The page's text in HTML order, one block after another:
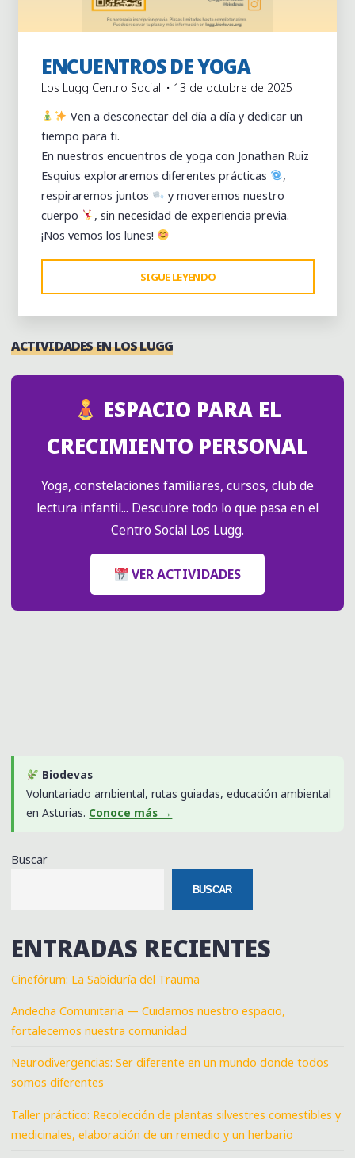
Actividades Centro Social los Lugg Clases
continuas
ENCUENTROS DE YOGA
Los Lugg Centro Social
13 de octubre de 2025
Ven a desconectar del día a día y dedicar un
tiempo para ti.
En nuestros encuentros de yoga con Jonathan Ruiz
Esquius exploraremos diferentes prácticas
,
respiraremos juntos
y moveremos nuestro
cuerpo
, sin necesidad de experiencia previa.
¡Nos vemos los lunes!
SIGUE LEYENDO
DE
YOGA"
ACTIVIDADES EN LOS LUGG
ESPACIO PARA EL
CRECIMIENTO PERSONAL
Yoga, constelaciones familiares, cursos, club de
lectura infantil... Descubre todo lo que pasa en el
Centro Social Los Lugg.
VER ACTIVIDADES
Biodevas
Voluntariado ambiental, rutas guiadas, educación ambiental
en Asturias. Conoce más →
Buscar
BUSCAR
ENTRADAS RECIENTES
Cinefórum: La Sabiduría del Trauma
Andecha Comunitaria — Cuidamos nuestro espacio,
fortalecemos nuestra comunidad
Neurodivergencias: Ser diferente en un mundo donde todos
somos diferentes
Taller práctico: Recolección de plantas silvestres comestibles y
medicinales, elaboración de un remedio y un herbario